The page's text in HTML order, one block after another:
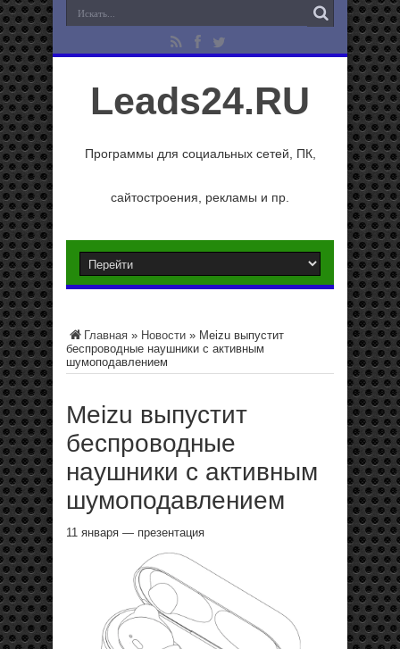
Leads24.RU
Программы для социальных сетей, ПК,
сайтостроения, рекламы и пр.
Главная » Новости » Meizu выпустит
беспроводные наушники с активным
шумоподавлением
Meizu выпустит
беспроводные
наушники с активным
шумоподавлением
11 января — презентация